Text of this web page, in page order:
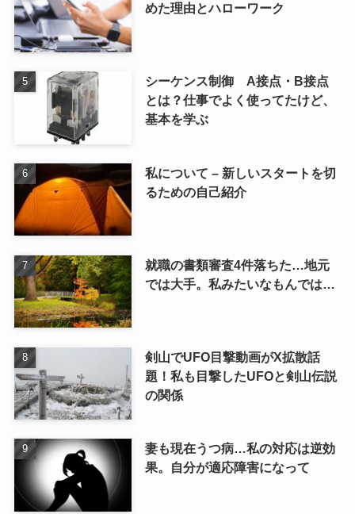
めた理由とハローワーク
シーケンス制御 A接点・B接点
とは？仕事でよく使ってたけど、
基本を学ぶ
私について – 新しいスタートを切
るための自己紹介
就職の書類審査4件落ちた…地元
では大手。私みたいなもんでは…
剣山でUFO目撃動画がX拡散話
題！私も目撃したUFOと剣山伝説
の関係
妻も現在うつ病…私の対応は逆効
果。自分が適応障害になって